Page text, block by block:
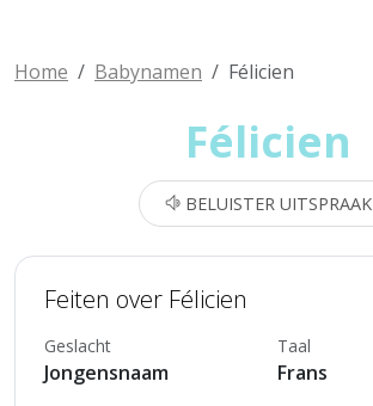
Home Babynamen Félicien
Félicien
BELUISTER UITSPRAAK
Feiten over Félicien
Geslacht
Jongensnaam
Taal
Frans